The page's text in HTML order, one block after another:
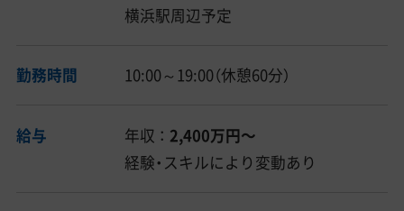
横浜駅周辺予定
勤務時間 10:00～19:00（休憩60分）
給与 年収 ： 2,400万円〜
経験・スキルにより変動あり